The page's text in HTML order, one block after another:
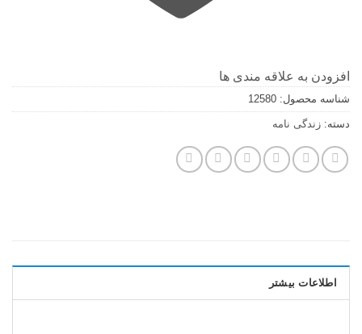
افزودن به علاقه مندی ها
شناسه محصول: 12580
دسته: زندگی نامه
اطلاعات بیشتر